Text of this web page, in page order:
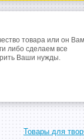
товара или он
либо сделаем все
Ваши нужды.
Товары для